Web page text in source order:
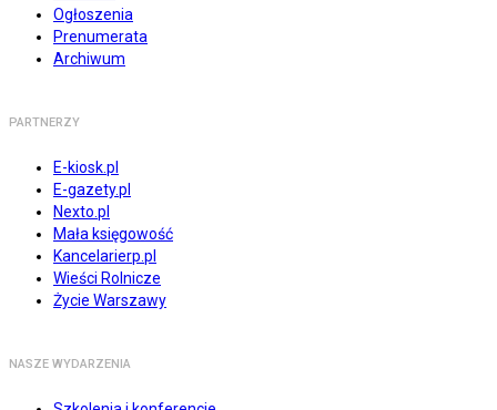
Ogłoszenia
Prenumerata
Archiwum
PARTNERZY
E-kiosk.pl
E-gazety.pl
Nexto.pl
Mała księgowość
Kancelarierp.pl
Wieści Rolnicze
Życie Warszawy
NASZE WYDARZENIA